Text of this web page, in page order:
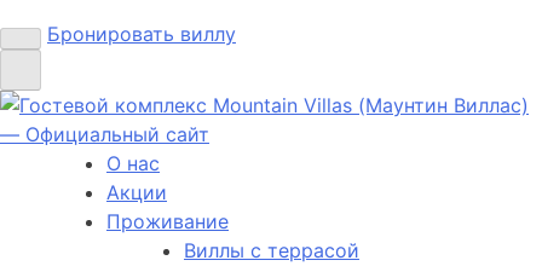
Бронировать виллу
О нас
Акции
Проживание
Виллы с террасой